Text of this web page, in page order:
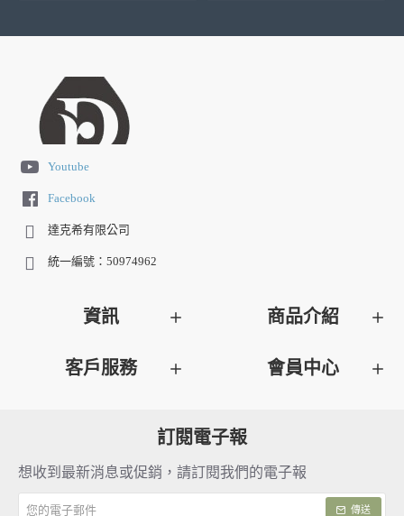
Youtube
Facebook
達克希有限公司
統一編號：50974962
資訊 商品介紹
客戶服務 會員中心
訂閱電子報
想收到最新消息或促銷，請訂閱我們的電子報
傳送